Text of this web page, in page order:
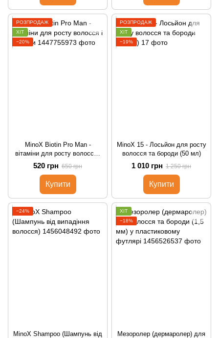
РОЗПРОДАЖ
ХІТ
−20%
MinoX Biotin Pro Man -
вітаміни для росту волосся і
бороди
520 грн 650 грн
Купити
РОЗПРОДАЖ
ХІТ
−19%
MinoX 15 - Лосьйон для росту
волосся та бороди (50 мл)
1 010 грн 1 250 грн
Купити
−24%
MinoX Shampoo (Шампунь від
ХІТ
−18%
Мезоролер (дермаролер) для